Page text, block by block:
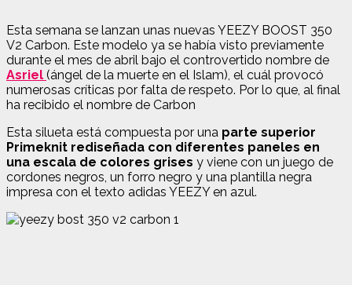
Esta semana se lanzan unas nuevas YEEZY BOOST 350
V2 Carbon. Este modelo ya se había visto previamente
durante el mes de abril bajo el controvertido nombre de
Asriel (ángel de la muerte en el Islam), el cuál provocó
numerosas críticas por falta de respeto. Por lo que, al final
ha recibido el nombre de Carbon
Esta silueta está compuesta por una parte superior
Primeknit rediseñada con diferentes paneles en
una escala de colores grises y viene con un juego de
cordones negros, un forro negro y una plantilla negra
impresa con el texto adidas YEEZY en azul.